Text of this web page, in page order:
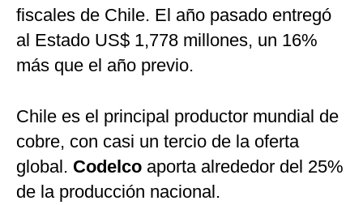
fiscales de Chile. El año pasado entregó
al Estado US$ 1,778 millones, un 16%
más que el año previo.
Chile es el principal productor mundial de
cobre, con casi un tercio de la oferta
global. Codelco aporta alrededor del 25%
de la producción nacional.